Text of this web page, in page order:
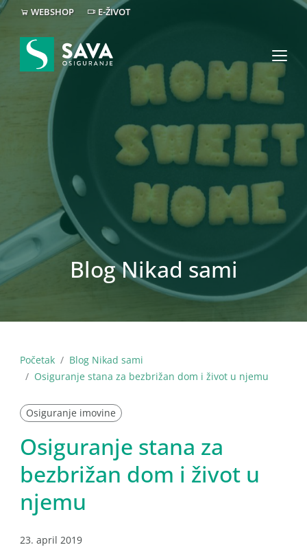
WEBSHOP E-ŽIVOT
Blog Nikad sami
Početak
Blog Nikad sami
Osiguranje stana za bezbrižan dom i život u njemu
Osiguranje imovine
Osiguranje stana za
bezbrižan dom i život u
njemu
23. april 2019